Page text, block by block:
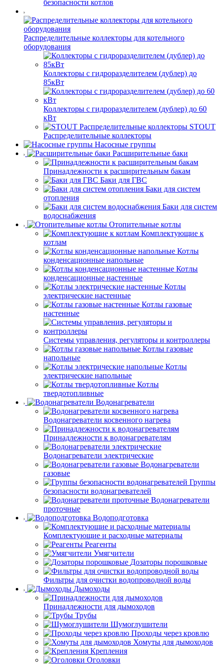
безопасности котлов
Распределительные коллекторы для котельного
оборудования
Коллекторы с гидроразделителем (дублер) до
85кВт
Коллекторы с гидроразделителем (дублер) до 60
кВт
STOUT
Распределительные коллекторы
Насосные группы
Расширительные баки
Принадлежности к расширительным бакам
Баки для ГВС
Баки для систем
отопления
Баки для систем
водоснабжения
Отопительные котлы
Комплектующие к
котлам
Котлы
конденсационные напольные
Котлы
конденсационные настенные
Котлы
электрические настенные
Котлы газовые
настенные
Системы управления, регуляторы и контроллеры
Котлы газовые
напольные
Котлы
электрические напольные
Котлы
твердотопливные
Водонагреватели
Водонагреватели косвенного нагрева
Принадлежности к водонагревателям
Водонагреватели электрические
Водонагреватели
газовые
Группы
безопасности водонагревателей
Водонагреватели
проточные
Водоподготовка
Комплектующие и расходные материалы
Реагенты
Умягчители
Дозаторы порошковые
Фильтры для очистки водопроводной воды
Дымоходы
Принадлежности для дымоходов
Трубы
Шумоглушители
Проходы через кровлю
Хомуты для дымоходов
Крепления
Оголовки